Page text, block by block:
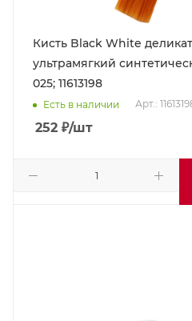
Кисть Black White
ультрамягкий синтетический ворс
025; 11613198
Есть в наличии Арт.:
252 ₽/шт